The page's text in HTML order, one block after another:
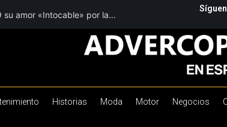
su amor «Intocable» por la
Historias Moda Motor Negocios